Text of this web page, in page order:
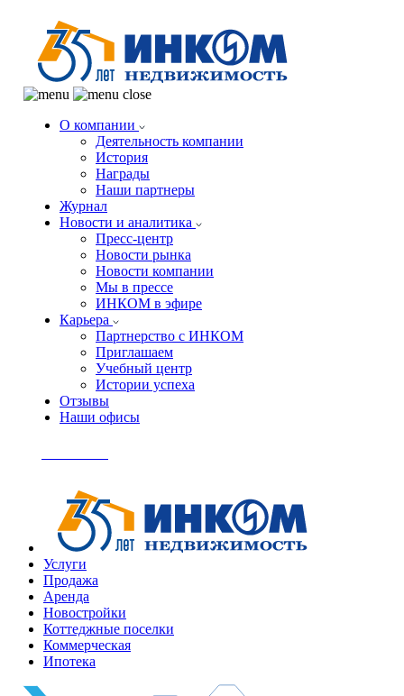
О компании
Деятельность компании
История
Награды
Наши партнеры
Журнал
Новости и аналитика
Пресс-центр
Новости рынка
Новости компании
Мы в прессе
ИНКОМ в эфире
Карьера
Партнерство с ИНКОМ
Приглашаем
Учебный центр
Истории успеха
Отзывы
Наши офисы
Услуги
Продажа
Аренда
Новостройки
Коттеджные поселки
Коммерческая
Ипотека